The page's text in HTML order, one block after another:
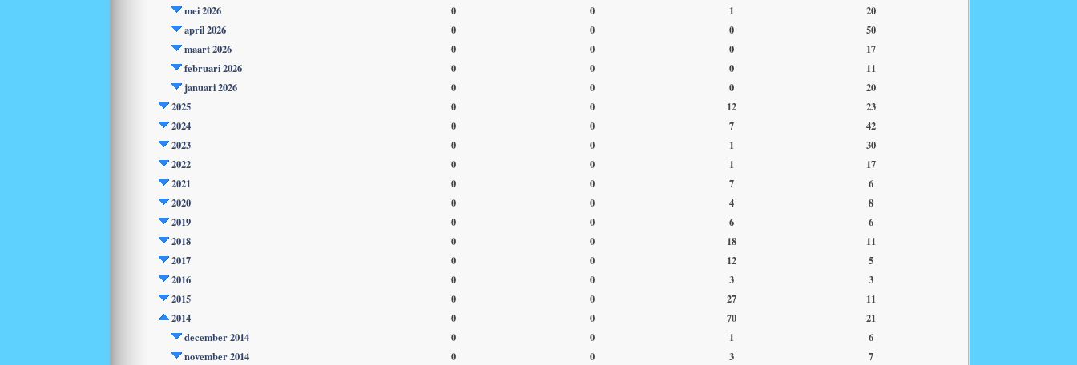
mei 2026
0 0 1
20
april 2026
0 0 0
50
maart 2026
0 0 0
17
februari 2026
0 0 0
11
januari 2026
0 0 0
20
2025
0 0 12
23
2024
0 0 7
42
2023
0 0 1
30
2022
0 0 1
17
2021
0 0 7
6
2020
0 0 4
8
2019
0 0 6
6
2018
0 0 18
11
2017
0 0 12
5
2016
0 0 3
3
2015
0 0 27
11
2014
0 0 70
21
december 2014
0 0 1
6
november 2014
0 0 3
7